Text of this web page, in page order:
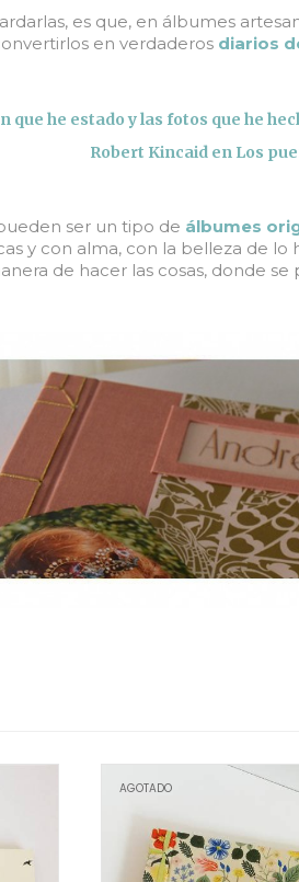
es que, en álbumes
en verdaderos diarios
que he estado y las fotos que he
Robert Kincaid en Los
ser un tipo de álbumes
y con alma, con la belleza de
de hacer las cosas, donde
AGOTADO